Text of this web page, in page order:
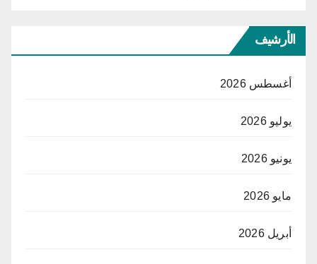
الأرشيف
أغسطس 2026
يوليو 2026
يونيو 2026
مايو 2026
أبريل 2026